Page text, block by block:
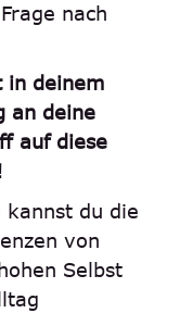
nach
in deinem
an deine
auf diese
kannst du die
von
Selbst